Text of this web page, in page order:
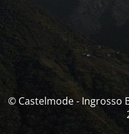
© Castelmode - Ingrosso